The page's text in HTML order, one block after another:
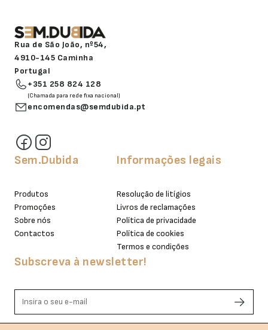
Rua de São João, nº54,
4910-145 Caminha
Portugal
+351 258 824 128
(Chamada para rede fixa nacional)
encomendas@semdubida.pt
Sem.Dubida
Produtos
Promoções
Sobre nós
Contactos
Informações legais
Resolução de litígios
Livros de reclamações
Política de privacidade
Política de cookies
Termos e condições
Subscreva à newsletter!